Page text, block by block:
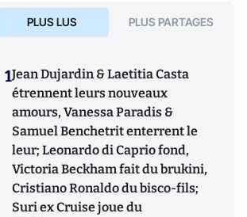
PLUS LUS PLUS PARTAGES
1Jean Dujardin & Laetitia Casta
étrennent leurs nouveaux
amours, Vanessa Paradis &
Samuel Benchetrit enterrent le
leur; Leonardo di Caprio fond,
Victoria Beckham fait du brukini,
Cristiano Ronaldo du bisco-fils;
Suri ex Cruise joue du